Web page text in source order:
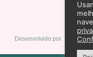
Desenvolvido por